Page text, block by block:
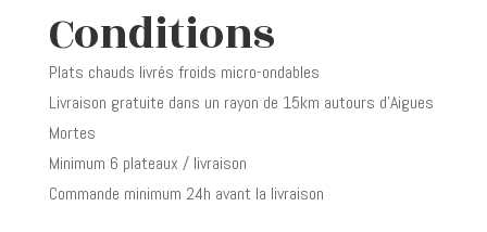
Conditions
Plats chauds livrés froids micro-ondables
Livraison gratuite dans un rayon de 15km autours d’Aigues
Mortes
Minimum 6 plateaux / livraison
Commande minimum 24h avant la livraison